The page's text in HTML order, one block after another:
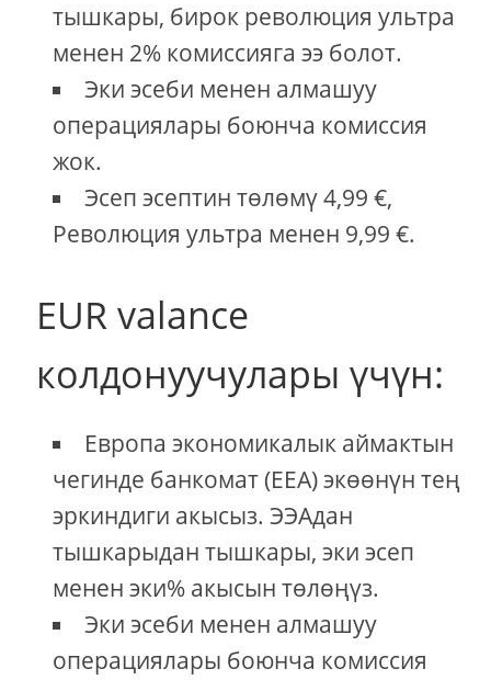
тышкары, бирок революция ультра
менен 2% комиссияга ээ болот.
Эки эсеби менен алмашуу
операциялары боюнча комиссия
жок.
Эсеп эсептин төлөмү 4,99 €,
Революция ультра менен 9,99 €.
EUR valance
колдонуучулары үчүн:
Европа экономикалык аймактын
чегинде банкомат (EEA) экөөнүн тең
эркиндиги акысыз. ЭЭАдан
тышкарыдан тышкары, эки эсеп
менен эки% акысын төлөңүз.
Эки эсеби менен алмашуу
операциялары боюнча комиссия